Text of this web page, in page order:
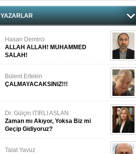
YAZARLAR
Hasan Demirci
ALLAH ALLAH! MUHAMMED
SALAH!
Bülent Ertekin
ÇALMAYACAKSINIZ!!!
Dr. Gülçin ITIRLI ASLAN
Zaman mı Akıyor, Yoksa Biz mi
Geçip Gidiyoruz?
Talat Yavuz